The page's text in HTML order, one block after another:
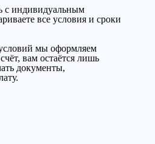
вам получить
вашу квалификацию
с индивидуальным
все условия и сроки
мы оформляем
вам остаётся лишь
документы,
к материалу и
специализированных
потребуется.
вам получить
вашу квалификацию
с индивидуальным
все условия и сроки
мы оформляем
вам остаётся лишь
документы,